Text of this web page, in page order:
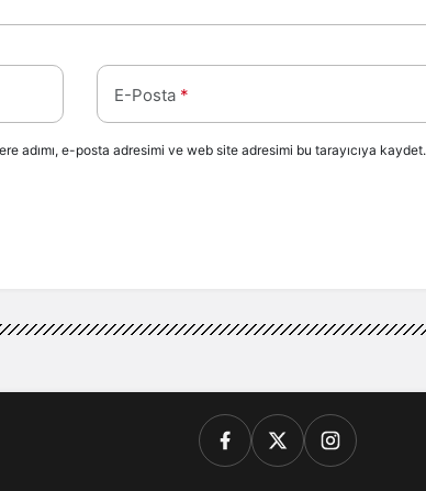
E-Posta *
adımı, e-posta adresimi ve web site adresimi bu tarayıcıya kaydet.